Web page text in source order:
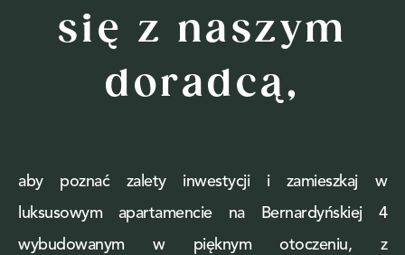
się z naszym
doradcą,
aby poznać zalety inwestycji i zamieszkaj w
luksusowym apartamencie na Bernardyńskiej 4
wybudowanym w pięknym otoczeniu, z